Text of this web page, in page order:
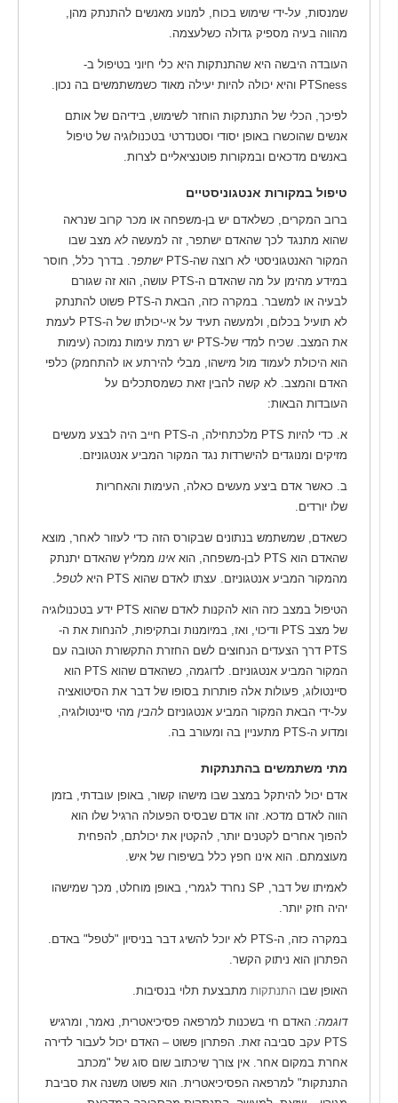
שמנסות, על-ידי שימוש בכוח, למנוע מאנשים להתנתק מהן,
מהווה בעיה מספיק גדולה כשלעצמה.
העובדה היבשה היא שהתנתקות היא כלי חיוני בטיפול ב-
PTSness והיא יכולה להיות יעילה מאוד כשמשתמשים בה נכון.
לפיכך, הכלי של התנתקות הוחזר לשימוש, בידיהם של אותם
אנשים שהוכשרו באופן יסודי וסטנדרטי בטכנולוגיה של טיפול
באנשים מדכאים ובמקורות פוטנציאליים לצרות.
טיפול במקורות אנטגוניסטיים
ברוב המקרים, כשלאדם יש בן-משפחה או מכר קרוב שנראה
שהוא מתנגד לכך שהאדם ישתפר, זה למעשה לא מצב שבו
המקור האנטגוניסטי לא רוצה שה-PTS
ישתפר. בדרך כלל, חוסר
במידע מהימן על מה שהאדם ה-PTS עושה, הוא זה שגורם
לבעיה או למשבר. במקרה כזה, הבאת ה-PTS פשוט להתנתק
לא תועיל בכלום, ולמעשה תעיד על אי-יכולתו של ה-PTS לעמת
את המצב. שכיח למדי של-PTS יש רמת עימות נמוכה (עימות
הוא היכולת לעמוד מול מישהו, מבלי להירתע או להתחמק) כלפי
האדם והמצב. לא קשה להבין זאת כשמסתכלים על
העובדות הבאות:
א. כדי להיות PTS מלכתחילה, ה-PTS חייב היה לבצע מעשים
מזיקים ומנוגדים להישרדות נגד המקור המביע אנטגוניזם.
ב. כאשר אדם ביצע מעשים כאלה, העימות והאחריות
שלו יורדים.
כשאדם, שמשתמש בנתונים שבקורס הזה כדי לעזור לאחר, מוצא
שהאדם הוא PTS לבן-משפחה, הוא
אינו ממליץ שהאדם יתנתק
מהמקור המביע אנטגוניזם. עצתו לאדם שהוא PTS היא
לטפל
הטיפול במצב כזה הוא להקנות לאדם שהוא PTS ידע בטכנולוגיה
של מצב PTS ודיכוי, ואז, במיומנות ובתקיפות, להנחות את ה-
PTS דרך הצעדים הנחוצים לשם החזרת התקשורת הטובה עם
המקור המביע אנטגוניזם. לדוגמה, כשהאדם שהוא PTS הוא
סיינטולוג, פעולות אלה פותרות בסופו של דבר את הסיטואציה
על-ידי הבאת המקור המביע אנטגוניזם להבין מהי סיינטולוגיה,
ומדוע ה-PTS מתעניין בה ומעורב בה.
מתי משתמשים בהתנתקות
אדם יכול להיתקל במצב שבו מישהו קשור, באופן עובדתי, בזמן
הווה לאדם מדכא. זהו אדם שבסיס הפעולה הרגיל שלו הוא
להפוך אחרים לקטנים יותר, להקטין את יכולתם, להפחית
מעוצמתם. הוא אינו חפץ כלל בשיפורו של איש.
לאמיתו של דבר, SP נחרד לגמרי, באופן מוחלט, מכך שמישהו
יהיה חזק יותר.
במקרה כזה, ה-PTS לא יוכל להשיג דבר בניסיון "לטפל" באדם.
הפתרון הוא ניתוק הקשר.
האופן שבו התנתקות מתבצעת תלוי בנסיבות.
דוגמה: האדם חי בשכנות למרפאה פסיכיאטרית, נאמר, ומרגיש
PTS עקב סביבה זאת. הפתרון פשוט – האדם יכול לעבור לדירה
אחרת במקום אחר. אין צורך שיכתוב שום סוג של "מכתב
התנתקות" למרפאה הפסיכיאטרית. הוא פשוט משנה את סביבת